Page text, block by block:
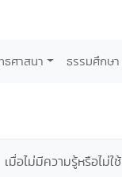
ศาสนา ธรรมศึกษา
เมื่อไม่มีความรู้หรือไ